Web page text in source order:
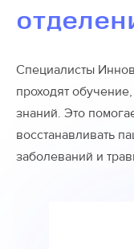
Специалисты
проходят
знаний. Это
восстанавливать
заболеваний и